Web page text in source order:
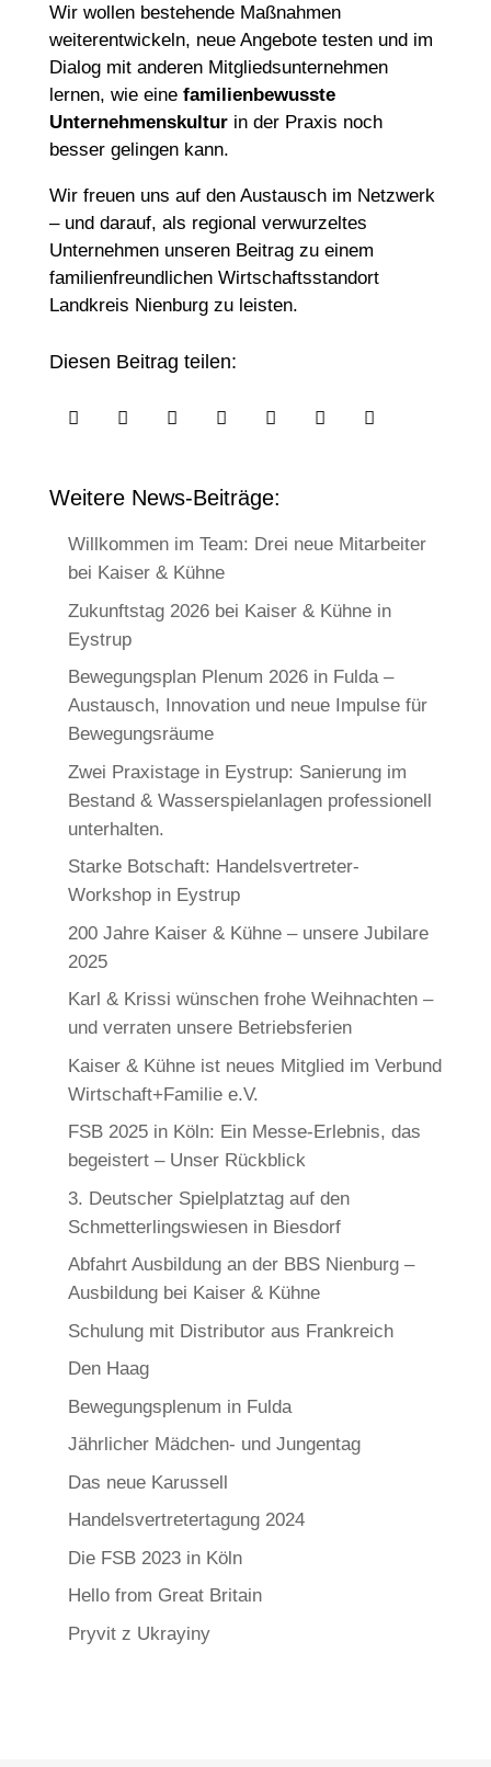
Wir wollen bestehende Maßnahmen
weiterentwickeln, neue Angebote testen und im
Dialog mit anderen Mitgliedsunternehmen
lernen, wie eine familienbewusste
Unternehmenskulturin der Praxis noch
besser gelingen kann.
Wir freuen uns auf den Austausch im Netzwerk
– und darauf, als regional verwurzeltes
Unternehmen unseren Beitrag zu einem
familienfreundlichen Wirtschaftsstandort
Landkreis Nienburg zu leisten.
Diesen Beitrag teilen:
      
Weitere News-Beiträge:
Willkommen im Team: Drei neue Mitarbeiter
bei Kaiser & Kühne
Zukunftstag 2026 bei Kaiser & Kühne in
Eystrup
Bewegungsplan Plenum 2026 in Fulda –
Austausch, Innovation und neue Impulse für
Bewegungsräume
Zwei Praxistage in Eystrup: Sanierung im
Bestand & Wasserspielanlagen professionell
unterhalten.
Starke Botschaft: Handelsvertreter-
Workshop in Eystrup
200 Jahre Kaiser & Kühne – unsere Jubilare
2025
Karl & Krissi wünschen frohe Weihnachten –
und verraten unsere Betriebsferien
Kaiser & Kühne ist neues Mitglied im Verbund
Wirtschaft+Familie e.V.
FSB 2025 in Köln: Ein Messe-Erlebnis, das
begeistert – Unser Rückblick
3. Deutscher Spielplatztag auf den
Schmetterlingswiesen in Biesdorf
Abfahrt Ausbildung an der BBS Nienburg –
Ausbildung bei Kaiser & Kühne
Schulung mit Distributor aus Frankreich
Den Haag
Bewegungsplenum in Fulda
Jährlicher Mädchen- und Jungentag
Das neue Karussell
Handelsvertretertagung 2024
Die FSB 2023 in Köln
Hello from Great Britain
Pryvit z Ukrayiny